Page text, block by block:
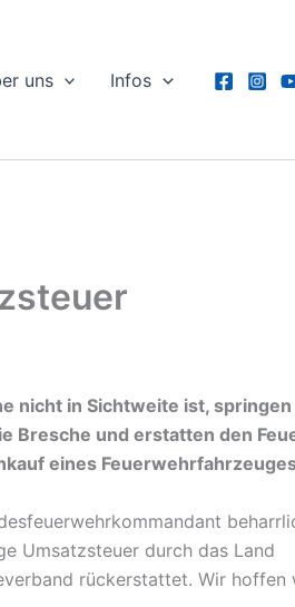
uns Infos
nicht in Sichtweite ist, springen
Bresche und erstatten den
eines
Umsatzsteuer durch das Land
rückerstattet. Wir hoffen